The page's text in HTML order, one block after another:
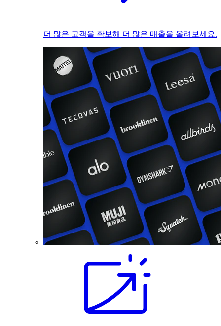
더 많은 고객을 확보해 더 많은 매출을 올려보세요.